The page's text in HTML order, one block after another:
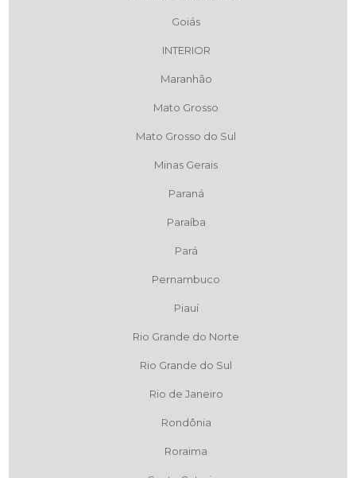
Goiás
INTERIOR
Maranhão
Mato Grosso
Mato Grosso do Sul
Minas Gerais
Paraná
Paraíba
Pará
Pernambuco
Piauí
Rio Grande do Norte
Rio Grande do Sul
Rio de Janeiro
Rondônia
Roraima